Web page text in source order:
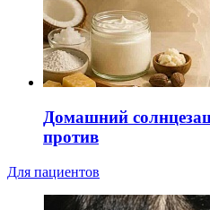
Домашний
против
Для пациентов